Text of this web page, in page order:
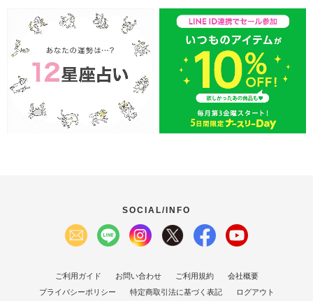
SOCIAL/INFO
ご利用ガイド お問い合わせ ご利用規約
会社概要
プライバシーポリシー
特定商取引法に基づく表記 ログアウト